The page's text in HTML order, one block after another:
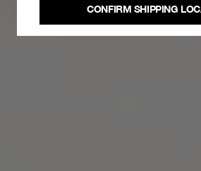
CONFIRM SHIPPING